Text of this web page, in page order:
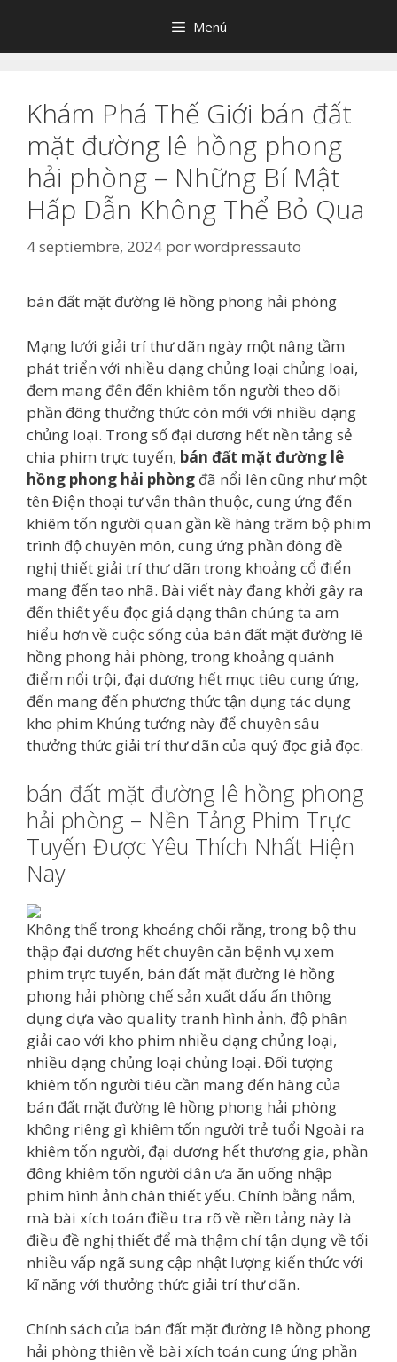
contenido
Menú
Khám Phá Thế Giới bán đất
mặt đường lê hồng phong
hải phòng – Những Bí Mật
Hấp Dẫn Không Thể Bỏ Qua
4 septiembre, 2024 porwordpressauto
bán đất mặt đường lê hồng phong hải phòng
Mạng lưới giải trí thư dãn ngày một nâng tầm
phát triển với nhiều dạng chủng loại chủng loại,
đem mang đến đến khiêm tốn người theo dõi
phần đông thưởng thức còn mới với nhiều dạng
chủng loại. Trong số đại dương hết nền tảng sẻ
chia phim trực tuyến, bán đất mặt đường lê
hồng phong hải phòng đã nổi lên cũng như một
tên Điện thoại tư vấn thân thuộc, cung ứng đến
khiêm tốn người quan gần kề hàng trăm bộ phim
trình độ chuyên môn, cung ứng phần đông đề
nghị thiết giải trí thư dãn trong khoảng cổ điển
mang đến tao nhã. Bài viết này đang khởi gây ra
đến thiết yếu đọc giả dạng thân chúng ta am
hiểu hơn về cuộc sống của bán đất mặt đường lê
hồng phong hải phòng, trong khoảng quánh
điểm nổi trội, đại dương hết mục tiêu cung ứng,
đến mang đến phương thức tận dụng tác dụng
kho phim Khủng tướng này để chuyên sâu
thưởng thức giải trí thư dãn của quý đọc giả đọc.
bán đất mặt đường lê hồng phong
hải phòng – Nền Tảng Phim Trực
Tuyến Được Yêu Thích Nhất Hiện
Nay
Không thể trong khoảng chối rằng, trong bộ thu
thập đại dương hết chuyên căn bệnh vụ xem
phim trực tuyến, bán đất mặt đường lê hồng
phong hải phòng chế sản xuất dấu ấn thông
dụng dựa vào quality tranh hình ảnh, độ phân
giải cao với kho phim nhiều dạng chủng loại,
nhiều dạng chủng loại chủng loại. Đối tượng
khiêm tốn người tiêu cần mang đến hàng của
bán đất mặt đường lê hồng phong hải phòng
không riêng gì khiêm tốn người trẻ tuổi Ngoài ra
khiêm tốn người, đại dương hết thương gia, phần
đông khiêm tốn người dân ưa ăn uống nhập
phim hình ảnh chân thiết yếu. Chính bằng nắm,
mà bài xích toán điều tra rõ về nền tảng này là
điều đề nghị thiết để mà thậm chí tận dụng về tối
nhiều vấp ngã sung cập nhật lượng kiến thức với
kĩ năng với thưởng thức giải trí thư dãn.
Chính sách của bán đất mặt đường lê hồng phong
hải phòng thiên về bài xích toán cung ứng phần